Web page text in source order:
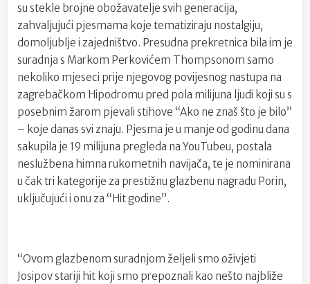
su stekle brojne obožavatelje svih generacija,
zahvaljujući pjesmama koje tematiziraju nostalgiju,
domoljublje i zajedništvo. Presudna prekretnica bila im je
suradnja s Markom Perkovićem Thompsonom samo
nekoliko mjeseci prije njegovog povijesnog nastupa na
zagrebačkom Hipodromu pred pola milijuna ljudi koji su s
posebnim žarom pjevali stihove “Ako ne znaš što je bilo”
– koje danas svi znaju. Pjesma je u manje od godinu dana
sakupila je 19 milijuna pregleda na YouTubeu, postala
neslužbena himna rukometnih navijača, te je nominirana
u čak tri kategorije za prestižnu glazbenu nagradu Porin,
uključujući i onu za “Hit godine”.
“Ovom glazbenom suradnjom željeli smo oživjeti
Josipov stariji hit koji smo prepoznali kao nešto najbliže